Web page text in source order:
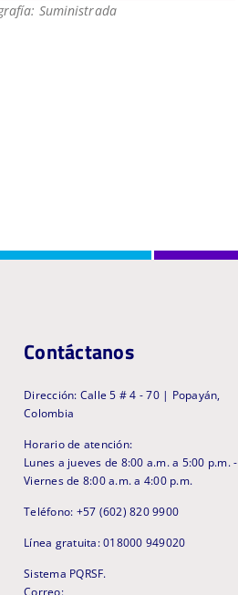
Suministrada
Contáctanos
Dirección: Calle 5 # 4 - 70 | Popayán,
Colombia
Horario de atención:
Lunes a jueves de 8:00 a.m. a 5:00 p.m. -
Viernes de 8:00 a.m. a 4:00 p.m.
Teléfono: +57 (602) 820 9900
Línea gratuita: 018000 949020
Sistema PQRSF.
Correo: